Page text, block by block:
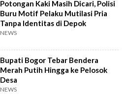
Potongan Kaki Masih Dicari, Polisi
Buru Motif Pelaku Mutilasi Pria
Tanpa Identitas di Depok
NEWS
Bupati Bogor Tebar Bendera
Merah Putih Hingga ke Pelosok
Desa
NEWS